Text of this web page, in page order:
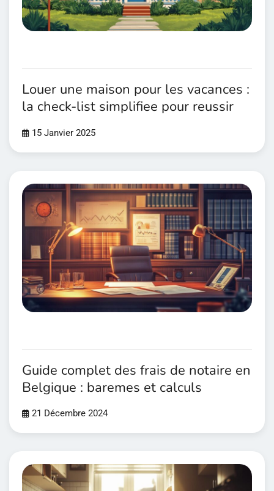
Louer une maison pour les vacances :
la check-list simplifiee pour reussir
15 Janvier 2025
Guide complet des frais de notaire en
Belgique : baremes et calculs
21 Décembre 2024